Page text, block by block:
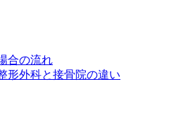
合の流れ
形外科と接骨院の違い